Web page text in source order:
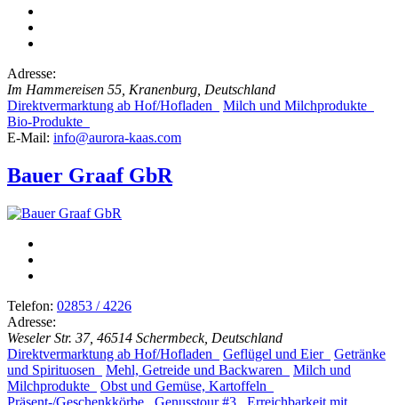
Adresse:
Im Hammereisen 55, Kranenburg, Deutschland
Direktvermarktung ab Hof/Hofladen
Milch und Milchprodukte
Bio-Produkte
E-Mail: info@aurora-kaas.com
Bauer Graaf GbR
Telefon: 02853 / 4226
Adresse:
Weseler Str. 37, 46514 Schermbeck, Deutschland
Direktvermarktung ab Hof/Hofladen
Geflügel und Eier
Getränke
und Spirituosen
Mehl, Getreide und Backwaren
Milch und
Milchprodukte
Obst und Gemüse, Kartoffeln
Präsent-/Geschenkkörbe
Genusstour #3 Erreichbarkeit mit